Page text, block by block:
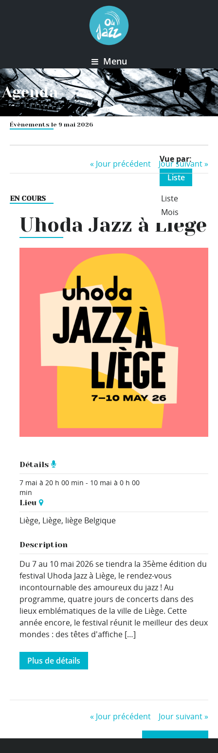
Menu
Agenda
Évènements le 9 mai 2026
Event
Views
Navigation
Vue par
Liste
Liste
Mois
« Jour précédent Jour suivant»
EN COURS
Uhoda Jazz à Liège
Détails
7 mai à 20 h 00 min - 10 mai à 0 h 00
min
Lieu
Liège, Liège, liège Belgique
Description
Du 7 au 10 mai 2026 se tiendra la 35ème édition du
festival Uhoda Jazz à Liège, le rendez-vous
incontournable des amoureux du jazz ! Au
programme, quatre jours de concerts dans des
lieux emblématiques de la ville de Liège. Cette
année encore, le festival réunit le meilleur des deux
mondes : des têtes d'affiche […]
Plus de détails
« Jour précédent Jour suivant»